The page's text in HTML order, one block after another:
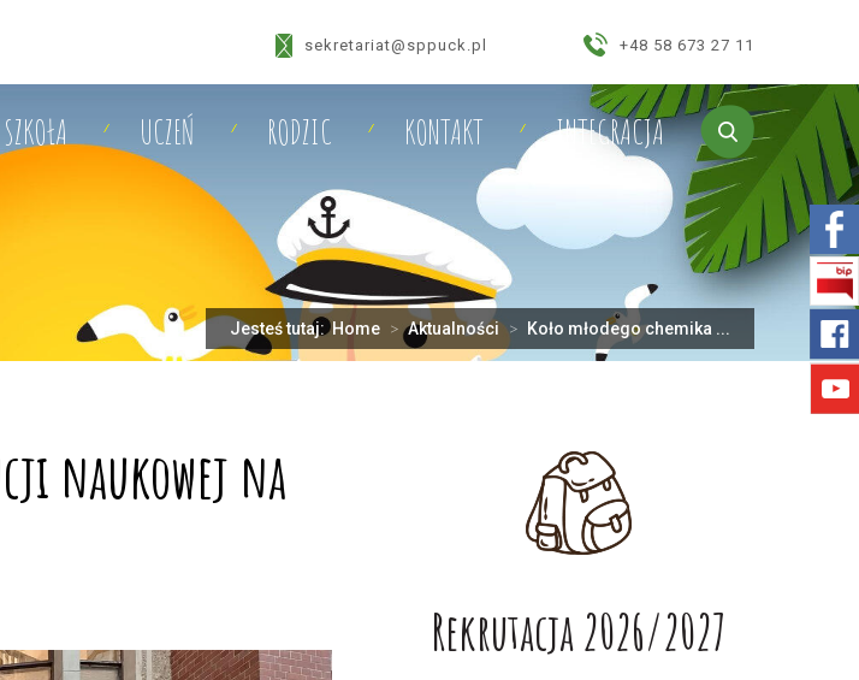
sekretariat@sppuck.pl +48 58 673 27 11
SZKOŁA UCZEŃ RODZIC KONTAKT INTEGRACJA
Jesteś tutaj:Home > Aktualności > Koło młodego chemika ...
naukowej na
Rekrutacja 2026/2027